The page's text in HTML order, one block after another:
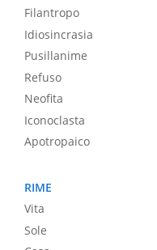
Filantropo
Idiosincrasia
Pusillanime
Refuso
Neofita
Iconoclasta
Apotropaico
RIME
Vita
Sole